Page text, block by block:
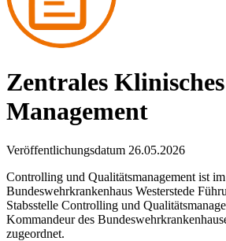
Zentrales Klinisches
Management
Veröffentlichungsdatum 26.05.2026
Controlling und Qualitätsmanagement ist im
Bundeswehrkrankenhaus Westerstede
Stabsstelle Controlling und
Kommandeur des
zugeordnet.